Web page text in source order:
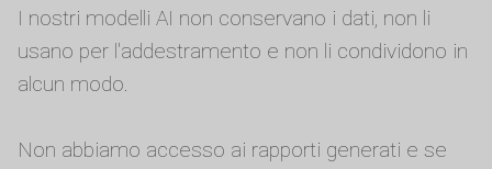
I nostri modelli AI non conservano i dati, non li
usano per l'addestramento e non li condividono in
alcun modo.
Non abbiamo accesso ai rapporti generati e se